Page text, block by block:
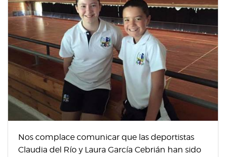
Nos complace comunicar que las deportistas
Claudia del Río y Laura García Cebrián han sido